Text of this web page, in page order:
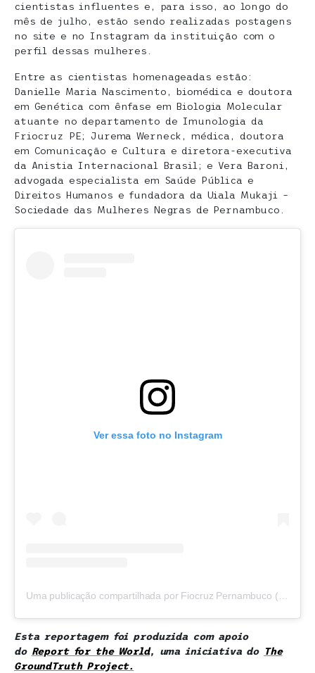
cientistas influentes e, para isso, ao longo do
mês de julho, estão sendo realizadas postagens
no site e no Instagram da instituição com o
perfil dessas mulheres.
Entre as cientistas homenageadas estão:
Danielle Maria Nascimento, biomédica e doutora
em Genética com ênfase em Biologia Molecular
atuante no departamento de Imunologia da
Friocruz PE; Jurema Werneck, médica, doutora
em Comunicação e Cultura e diretora-executiva
da Anistia Internacional Brasil; e Vera Baroni,
advogada especialista em Saúde Pública e
Direitos Humanos e fundadora da Uiala Mukaji –
Sociedade das Mulheres Negras de Pernambuco.
Ver essa foto no Instagram
Esta reportagem foi produzida com apoio
do Report for the World, uma iniciativa do The
GroundTruth Project.